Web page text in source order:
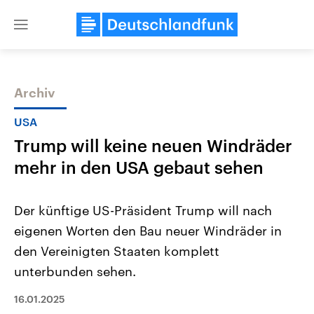
Close
Themen
Landtagswahl Sachsen-Anhalt
2026
Alle Informationen
Sachsen-Anhalt wählt am 6.
Landtag. Seit 2021 wird das
USA
Aktuelle Beiträge,
Archiv
USA
Trump will keine neuen Windräder
mehr in den USA gebaut sehen
Der künftige US-Präsident Trump will nach
eigenen Worten den Bau neuer Windräder in
den Vereinigten Staaten komplett
unterbunden sehen.
16.01.2025